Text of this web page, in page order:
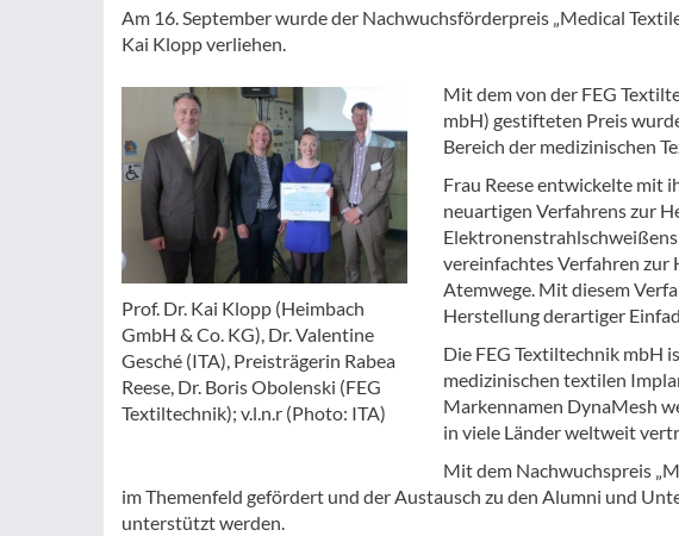
Am 16. September wurde der Nachwuchsförderpreis „Medical
Kai Klopp verliehen.
Prof. Dr. Kai Klopp (Heimbach
GmbH & Co. KG), Dr. Valentine
Gesché (ITA), Preisträgerin Rabea
Reese, Dr. Boris Obolenski (FEG
Textiltechnik); v.l.n.r (Photo: ITA)
Mit dem von der FEG
mbH) gestifteten Preis
Bereich der medizinischen
Frau Reese entwickelte mit
neuartigen Verfahrens zur
vereinfachtes Verfahren zur
Atemwege. Mit diesem
Herstellung derartiger
Die FEG Textiltechnik mbH
medizinischen textilen
Markennamen DynaMesh
in viele Länder weltweit
Mit dem Nachwuchspreis
im Themenfeld gefördert und der Austausch zu den Alumni und
unterstützt werden.